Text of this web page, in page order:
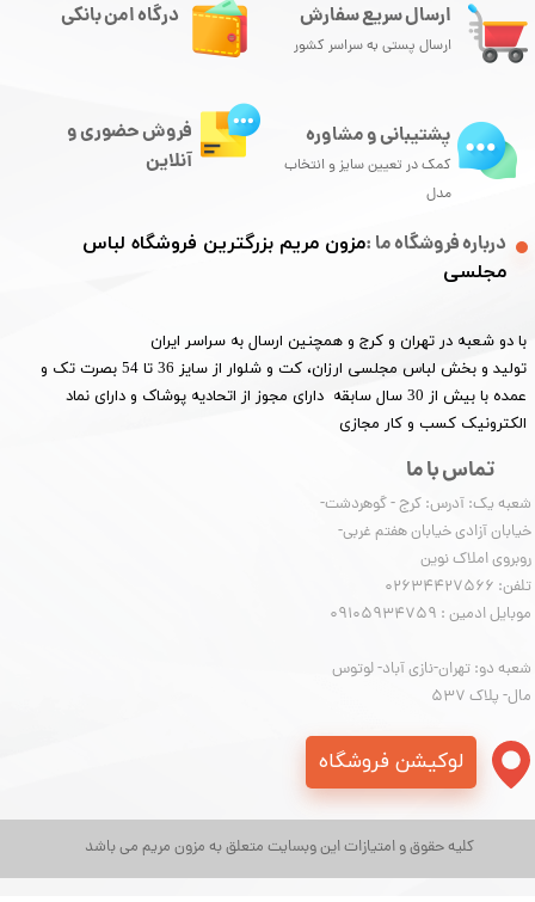
کلیه حقوق و امتیازات این وبسایت متعلق به مزون مریم می باشد
ارسال سریع سفارش
ارسال پستی به سراسر کشور
درباره فروشگاه ما :مزون مریم بزرگترین فروشگاه لباس
مجلسی
با دو شعبه در تهران و کرج و همچنین ارسال به سراسر ایران
تولید و بخش لباس مجلسی ارزان، کت و شلوار از سایز 36 تا 54 بصرت تک و
عمده با بیش از 30 سال سابقه دارای مجوز از اتحادیه پوشاک و دارای نماد
الکترونیک کسب و کار مجازی
تماس با ما
شعبه یک: آدرس: کرج - گوهردشت-
خیابان آزادی خیابان هفتم غربی-
روبروی املاک نوین
​​​​​​​تلفن: 02634427566
موبایل ادمین : 09105934759
شعبه دو: تهران-نازی آباد- لوتوس
مال- پلاک 537
درگاه امن بانکی
پشتیبانی و مشاوره
کمک در تعیین سایز و انتخاب
مدل
فروش حضوری و
آنلاین
لوکیشن فروشگاه